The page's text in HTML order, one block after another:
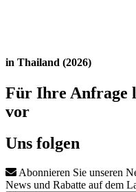
in Thailand (2026)
Für Ihre Anfrage
vor
Uns folgen
Abonnieren Sie unseren
News und Rabatte auf dem